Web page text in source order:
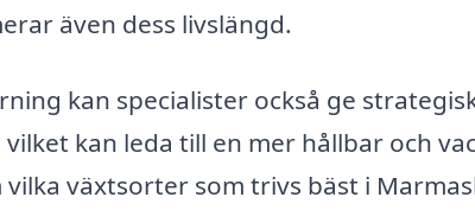
även dess livslängd.
kan specialister också ge
kan leda till en mer hållbar och
växtsorter som trivs bäst i